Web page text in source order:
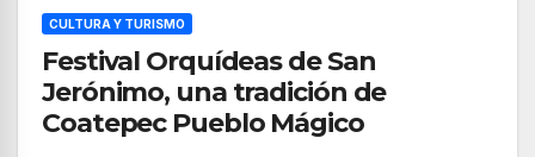
CULTURA Y TURISMO
Festival Orquídeas de San
Jerónimo, una tradición de
Coatepec Pueblo Mágico